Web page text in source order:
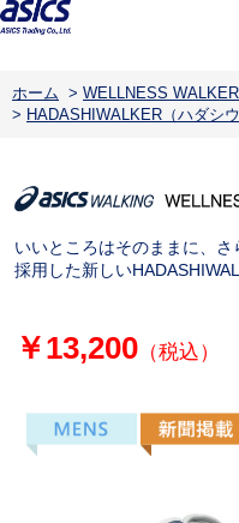
ホーム > WELLNESS
> HADASHIWALKER（ハダシウ
いいところはそのままに、
採用した新しい
￥13,200（税込）